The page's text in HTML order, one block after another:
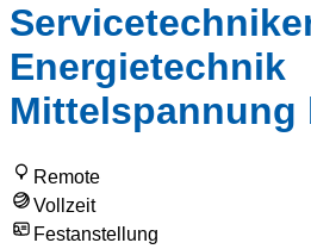
Energietechnik
Mittelspannung
Remote
Vollzeit
Festanstellung